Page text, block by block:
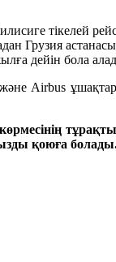
тікелей
Грузия
дейін бола
Airbus
қоюға